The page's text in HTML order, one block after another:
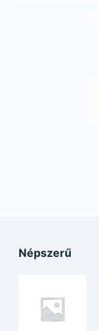
Népszerű